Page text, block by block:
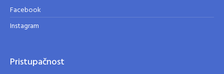
Facebook
Instagram
Pristupačnost